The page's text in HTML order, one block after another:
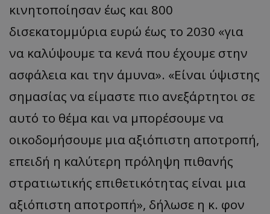
κινητοποίησαν έως και 800
δισεκατομμύρια ευρώ έως το 2030 «για
να καλύψουμε τα κενά που έχουμε στην
ασφάλεια και την άμυνα». «Είναι ύψιστης
σημασίας να είμαστε πιο ανεξάρτητοι σε
αυτό το θέμα και να μπορέσουμε να
οικοδομήσουμε μια αξιόπιστη αποτροπή,
επειδή η καλύτερη πρόληψη πιθανής
στρατιωτικής επιθετικότητας είναι μια
αξιόπιστη αποτροπή», δήλωσε η κ. φον